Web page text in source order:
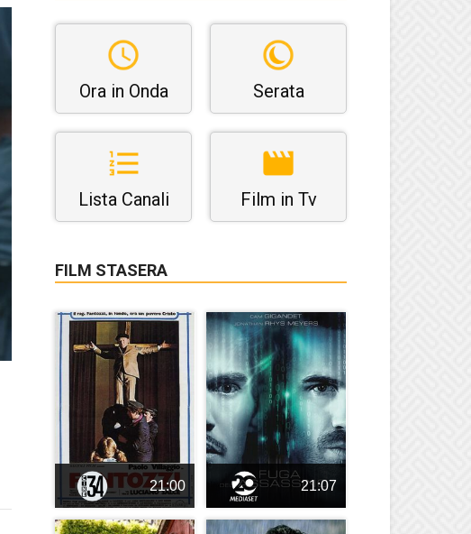
Ora in Onda Serata
Lista Canali Film in Tv
FILM STASERA
21:00 21:07